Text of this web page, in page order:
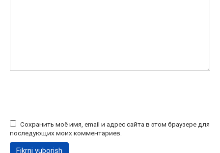
Сохранить моё имя, email и адрес сайта в этом браузере для
последующих моих комментариев.